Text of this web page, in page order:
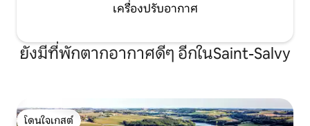
เครื่องปรับอากาศ
ยังมีที่พักตากอากาศดีๆ อีกในSaint-Salvy
โดนใจเกสต์